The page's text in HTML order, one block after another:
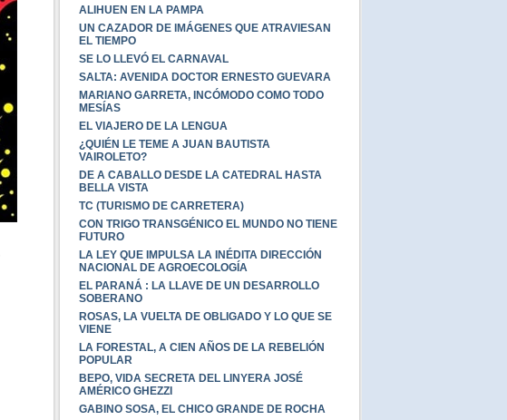
ALIHUEN EN LA PAMPA
UN CAZADOR DE IMÁGENES QUE ATRAVIESAN
EL TIEMPO
SE LO LLEVÓ EL CARNAVAL
SALTA: AVENIDA DOCTOR ERNESTO GUEVARA
MARIANO GARRETA, INCÓMODO COMO TODO
MESÍAS
EL VIAJERO DE LA LENGUA
¿QUIÉN LE TEME A JUAN BAUTISTA
VAIROLETO?
DE A CABALLO DESDE LA CATEDRAL HASTA
BELLA VISTA
TC (TURISMO DE CARRETERA)
CON TRIGO TRANSGÉNICO EL MUNDO NO TIENE
FUTURO
LA LEY QUE IMPULSA LA INÉDITA DIRECCIÓN
NACIONAL DE AGROECOLOGÍA
EL PARANÁ : LA LLAVE DE UN DESARROLLO
SOBERANO
ROSAS, LA VUELTA DE OBLIGADO Y LO QUE SE
VIENE
LA FORESTAL, A CIEN AÑOS DE LA REBELIÓN
POPULAR
BEPO, VIDA SECRETA DEL LINYERA JOSÉ
AMÉRICO GHEZZI
GABINO SOSA, EL CHICO GRANDE DE ROCHA